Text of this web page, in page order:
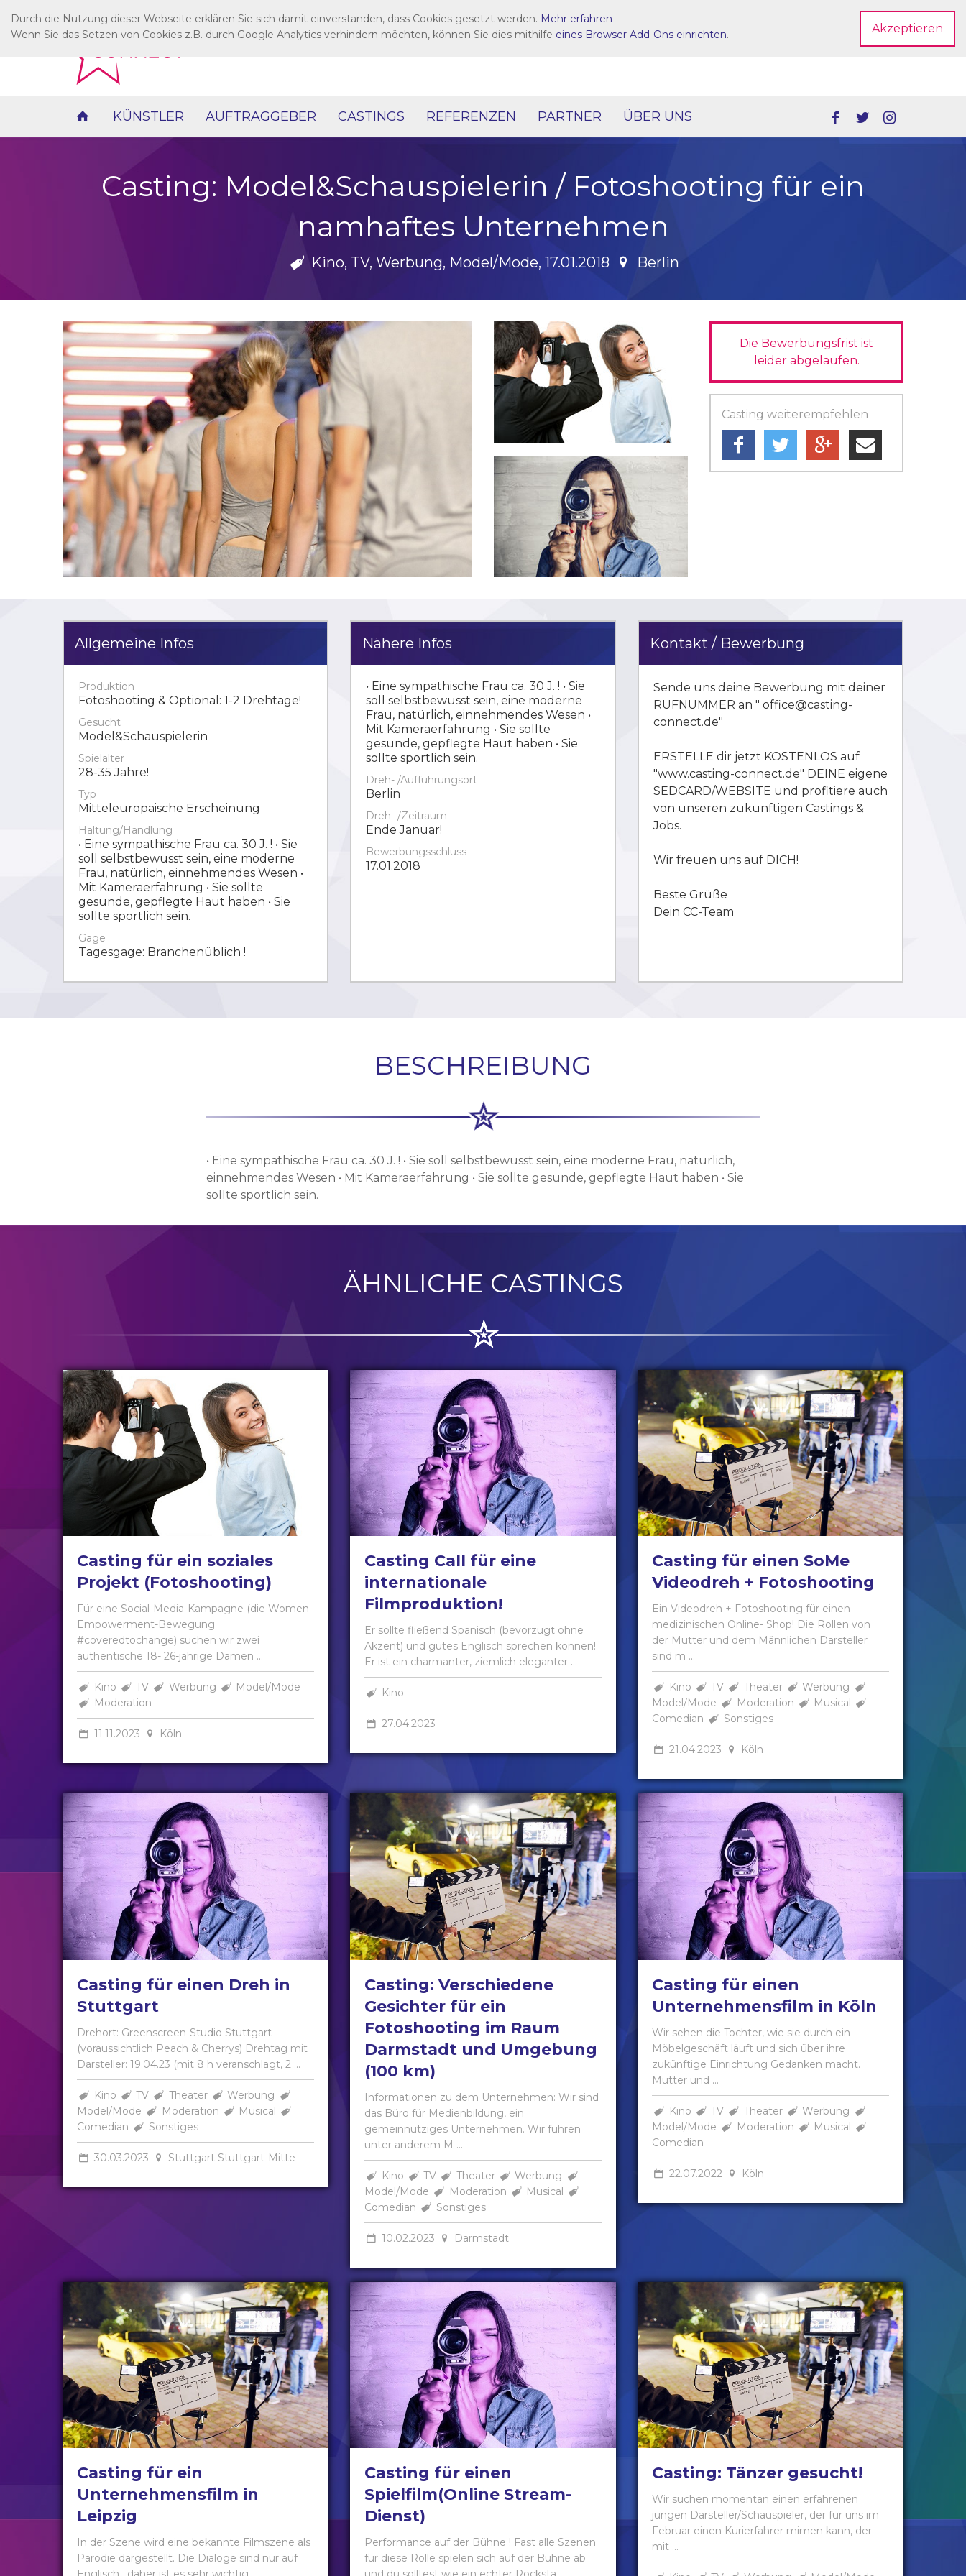
Dein Account
KÜNSTLER AUFTRAGGEBER CASTINGS REFERENZEN PARTNER ÜBER UNS
Casting: Model&Schauspielerin / Fotoshooting für ein
namhaftes Unternehmen
Kino, TV, Werbung, Model/Mode, 17.01.2018 Berlin
Die Bewerbungsfrist ist
leider abgelaufen.
Casting weiterempfehlen
Allgemeine Infos
Produktion
Fotoshooting & Optional: 1-2 Drehtage!
Gesucht
Model&Schauspielerin
Spielalter
28-35 Jahre!
Typ
Mitteleuropäische Erscheinung
Haltung/Handlung
• Eine sympathische Frau ca. 30 J. ! • Sie
soll selbstbewusst sein, eine moderne
Frau, natürlich, einnehmendes Wesen •
Mit Kameraerfahrung • Sie sollte
gesunde, gepflegte Haut haben • Sie
sollte sportlich sein.
Gage
Tagesgage: Branchenüblich !
Nähere Infos
• Eine sympathische Frau ca. 30 J. ! • Sie
soll selbstbewusst sein, eine moderne
Frau, natürlich, einnehmendes Wesen •
Mit Kameraerfahrung • Sie sollte
gesunde, gepflegte Haut haben • Sie
sollte sportlich sein.
Dreh- /Aufführungsort
Berlin
Dreh- /Zeitraum
Ende Januar!
Bewerbungsschluss
17.01.2018
Kontakt / Bewerbung
Sende uns deine Bewerbung mit deiner
RUFNUMMER an " office@casting-
connect.de"
ERSTELLE dir jetzt KOSTENLOS auf
"www.casting-connect.de" DEINE eigene
SEDCARD/WEBSITE und profitiere auch
von unseren zukünftigen Castings &
Jobs.
Wir freuen uns auf DICH!
Beste Grüße
Dein CC-Team
BESCHREIBUNG
• Eine sympathische Frau ca. 30 J. ! • Sie soll selbstbewusst sein, eine moderne Frau, natürlich,
einnehmendes Wesen • Mit Kameraerfahrung • Sie sollte gesunde, gepflegte Haut haben • Sie
sollte sportlich sein.
ÄHNLICHE CASTINGS
Casting für ein soziales
Projekt (Fotoshooting)
Für eine Social-Media-Kampagne (die Women-
Empowerment-Bewegung
#coveredtochange) suchen wir zwei
authentische 18- 26-jährige Damen ...
Kino TV Werbung
Model/Mode
Moderation
11.11.2023 Köln
Casting Call für eine
internationale
Filmproduktion!
Er sollte fließend Spanisch (bevorzugt ohne
Akzent) und gutes Englisch sprechen können!
Er ist ein charmanter, ziemlich eleganter ...
Kino
27.04.2023
Casting für einen SoMe
Videodreh + Fotoshooting
Ein Videodreh + Fotoshooting für einen
medizinischen Online- Shop! Die Rollen von
der Mutter und dem Männlichen Darsteller
sind m ...
Kino TV Theater
Werbung
Model/Mode
Moderation
Musical
Comedian
Sonstiges
21.04.2023 Köln
Casting für einen Dreh in
Stuttgart
Drehort: Greenscreen-Studio Stuttgart
(voraussichtlich Peach & Cherrys) Drehtag mit
Darsteller: 19.04.23 (mit 8 h veranschlagt, 2 ...
Kino TV Theater
Werbung
Model/Mode
Moderation
Musical
Comedian
Sonstiges
30.03.2023 Stuttgart Stuttgart-Mitte
Casting: Verschiedene
Gesichter für ein
Fotoshooting im Raum
Darmstadt und Umgebung
(100 km)
Informationen zu dem Unternehmen: Wir sind
das Büro für Medienbildung, ein
gemeinnütziges Unternehmen. Wir führen
unter anderem M ...
Kino TV Theater
Werbung
Model/Mode
Moderation
Musical
Comedian
Sonstiges
10.02.2023 Darmstadt
Casting für einen
Unternehmensfilm in Köln
Wir sehen die Tochter, wie sie durch ein
Möbelgeschäft läuft und sich über ihre
zukünftige Einrichtung Gedanken macht.
Mutter und ...
Kino TV Theater
Werbung
Model/Mode
Moderation
Musical
Comedian
22.07.2022 Köln
Casting für ein
Unternehmensfilm in
Leipzig
In der Szene wird eine bekannte Filmszene als
Parodie dargestellt. Die Dialoge sind nur auf
Casting für einen
Spielfilm(Online Stream-
Dienst)
Performance auf der Bühne ! Fast alle Szenen
für diese Rolle spielen sich auf der Bühne ab
Casting: Tänzer gesucht!
Wir suchen momentan einen erfahrenen
jungen Darsteller/Schauspieler, der für uns im
Februar einen Kurierfahrer mimen kann, der
mit ...
Akzeptieren
Durch die Nutzung dieser Webseite erklären Sie sich damit einverstanden, dass Cookies gesetzt werden. Mehr erfahren
Wenn Sie das Setzen von Cookies z.B. durch Google Analytics verhindern möchten, können Sie dies mithilfe eines Browser Add-Ons einrichten.